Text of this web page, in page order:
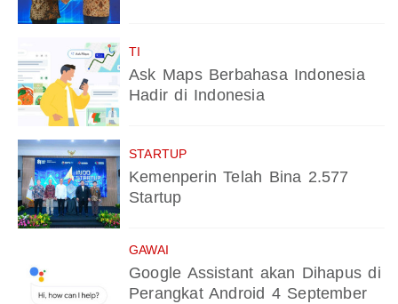
TI
Ask Maps Berbahasa Indonesia
Hadir di Indonesia
STARTUP
Kemenperin Telah Bina 2.577
Startup
GAWAI
Google Assistant akan Dihapus di
Perangkat Android 4 September